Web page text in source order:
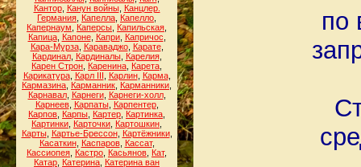
Кантор, Канун войны, Канцлер.
Германия Капелла Капелло
Капернаум
Каперсы Капильская
Капица, Капоне, Капри, Капричос
Кара-Мурза, Караваджо, Карате,
Кардинал, Кардиналы, Карелия,
Карен Строн Каренина Карета
Карикатура, Карл III Карлин, Карма,
Кармазина Карманник Карманники
Карнавал, Карнеги, Карнеги-холл,
Карнеев, Карпаты, Карпентер,
Карпов Карпы Картер Картинка
Картинки Карточки Картошкин
Карты, Картье-Брессон, Картёжники,
Касаткин, Каспаров, Кассат,
Кассиопея Кастро Касьянов Кат,
Катар Катерина Катерина ван
по